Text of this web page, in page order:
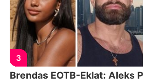
3
Brendas EOTB-Eklat: Aleks